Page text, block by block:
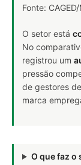
Fonte: CAGED/
O setor está
No
registrou um
pressão
de gestores
marca
O que faz